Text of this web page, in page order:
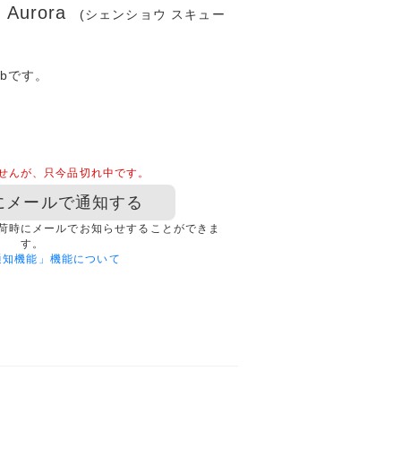
Aurora (シェンショウ スキュー
す。
んが、只今品切れ中です。
メールで通知する
時にメールでお知らせすることができま
す。
機能」機能について